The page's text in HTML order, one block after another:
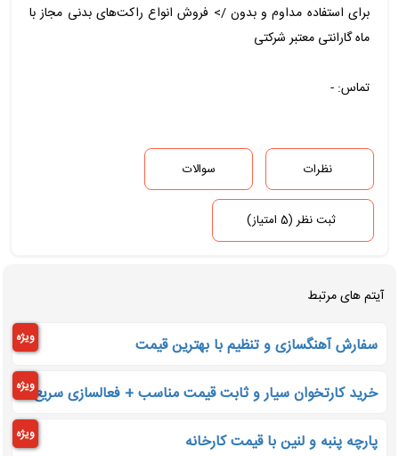
برای استفاده مداوم و بدون /> فروش انواع راکت‌های بدنی مجاز با
ماه گارانتی معتبر شرکتی
تماس: -
نظرات سوالات
ثبت نظر (5 امتیاز)
آیتم های مرتبط
سفارش آهنگسازی و تنظیم با بهترین قیمت ویژه
خرید کارتخوان سیار و ثابت قیمت مناسب + فعالسازی سریعویژه
پارچه پنبه و لنین با قیمت کارخانه ویژه